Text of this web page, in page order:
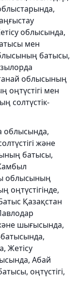
облысында,
мен
батысы,
облысының
оңтүстігі мен
солтүстік-
облысында,
және
батысы,
облысының
оңтүстігінде,
Қазақстан
шығысында,
Жетісу
Абай
оңтүстігі,